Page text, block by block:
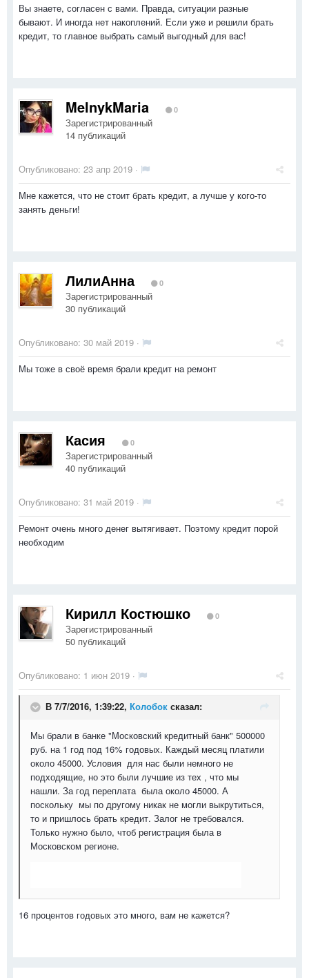
Вы знаете, согласен с вами. Правда, ситуации разные
бывают. И иногда нет накоплений. Если уже и решили брать
кредит, то главное выбрать самый выгодный для вас!
MelnykMaria 0
Зарегистрированный
14 публикаций
Опубликовано: 23 апр 2019 ·
Мне кажется, что не стоит брать кредит, а лучше у кого-то
занять деньги!
ЛилиАнна 0
Зарегистрированный
30 публикаций
Опубликовано: 30 май 2019 ·
Мы тоже в своё время брали кредит на ремонт
Касия 0
Зарегистрированный
40 публикаций
Опубликовано: 31 май 2019 ·
Ремонт очень много денег вытягивает. Поэтому кредит порой
необходим
Кирилл Костюшко 0
Зарегистрированный
50 публикаций
Опубликовано: 1 июн 2019 ·
В 7/7/2016, 1:39:22, Колобок сказал:
Мы брали в банке "Московский кредитный банк" 500000
руб. на 1 год под 16% годовых. Каждый месяц платили
около 45000. Условия для нас были немного не
подходящие, но это были лучшие из тех , что мы
нашли. За год переплата была около 45000. А
поскольку мы по другому никак не могли выкрутиться,
то и пришлось брать кредит. Залог не требовался.
Только нужно было, чтоб регистрация была в
Московском регионе.
16 процентов годовых это много, вам не кажется?